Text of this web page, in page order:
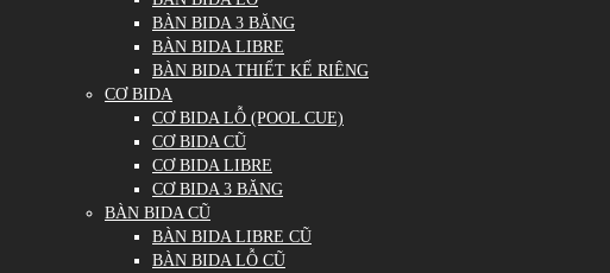
BÀN BIDA 3 BĂNG
BÀN BIDA LIBRE
BÀN BIDA THIẾT KẾ RIÊNG
CƠ BIDA
CƠ BIDA LỖ (POOL CUE)
CƠ BIDA CŨ
CƠ BIDA LIBRE
CƠ BIDA 3 BĂNG
BÀN BIDA CŨ
BÀN BIDA LIBRE CŨ
BÀN BIDA LỖ CŨ